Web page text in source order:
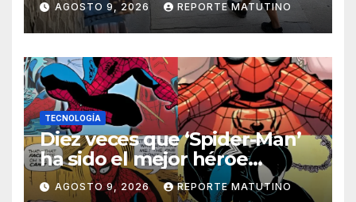
durante una riña
AGOSTO 9, 2026 REPORTE MATUTINO
TECNOLOGÍA
Diez veces que ‘Spider-Man’
ha sido el mejor héroe
del cómic
AGOSTO 9, 2026 REPORTE MATUTINO